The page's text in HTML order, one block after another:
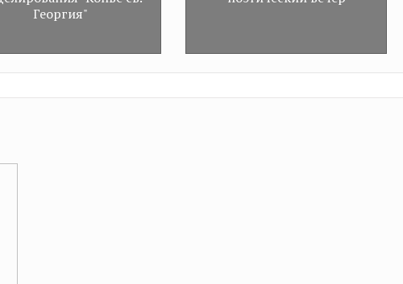
Георгия"